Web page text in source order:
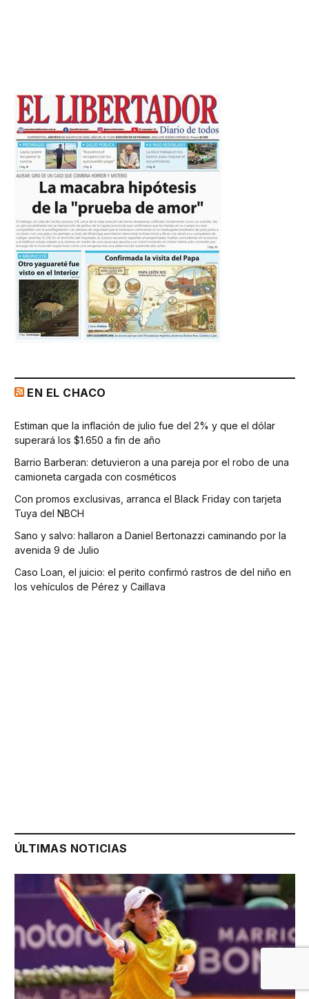
EN EL CHACO
Estiman que la inflación de julio fue del 2% y que el dólar
superará los $1.650 a fin de año
Barrio Barberan: detuvieron a una pareja por el robo de una
camioneta cargada con cosméticos
Con promos exclusivas, arranca el Black Friday con tarjeta
Tuya del NBCH
Sano y salvo: hallaron a Daniel Bertonazzi caminando por la
avenida 9 de Julio
Caso Loan, el juicio: el perito confirmó rastros de del niño en
los vehículos de Pérez y Caillava
ÚLTIMAS NOTICIAS